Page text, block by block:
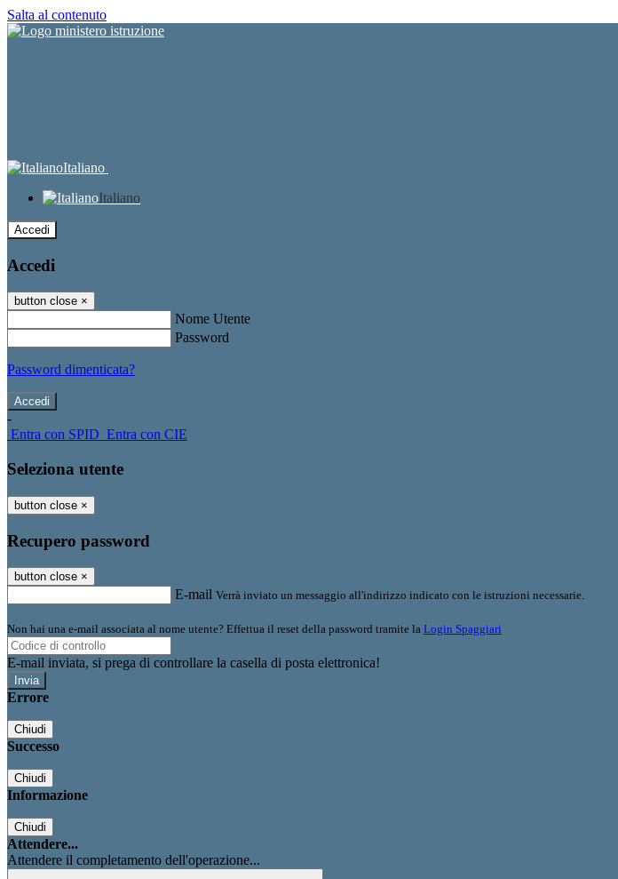
Salta al contenuto
Italiano
Italiano
Accedi
Accedi
button close ×
Nome Utente
Password
Password dimenticata?
-
Entra con SPID Entra con CIE
Seleziona utente
button close ×
Recupero password
button close ×
E-mail Verrà inviato un messaggio all'indirizzo indicato con le istruzioni necessarie.
Non hai una e-mail associata al nome utente? Effettua il reset della password tramite la Login Spaggiari
E-mail inviata, si prega di controllare la casella di posta elettronica!
Errore
Chiudi
Successo
Chiudi
Informazione
Chiudi
Attendere...
Attendere il completamento dell'operazione...